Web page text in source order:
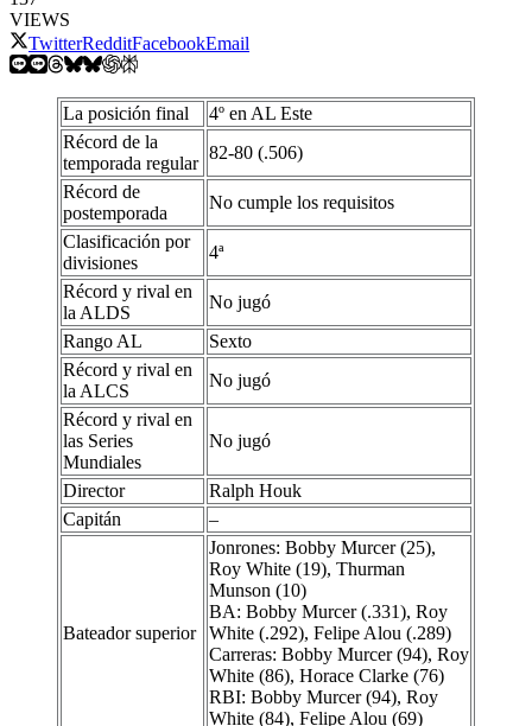
VIEWS
TwitterRedditFacebookEmail
La posición final
4º en AL Este
Récord de la
temporada regular
82-80 (.506)
Récord de
postemporada
No cumple los requisitos
Clasificación por
divisiones
4ª
Récord y rival en
la ALDS
No jugó
Rango AL
Sexto
Récord y rival en
la ALCS
No jugó
Récord y rival en
las Series
Mundiales
No jugó
Director
Ralph Houk
Capitán
–
Bateador superior
Jonrones: Bobby Murcer (25),
Roy White (19), Thurman
Munson (10)
BA: Bobby Murcer (.331), Roy
White (.292), Felipe Alou (.289)
Carreras: Bobby Murcer (94), Roy
White (86), Horace Clarke (76)
RBI: Bobby Murcer (94), Roy
White (84), Felipe Alou (69)